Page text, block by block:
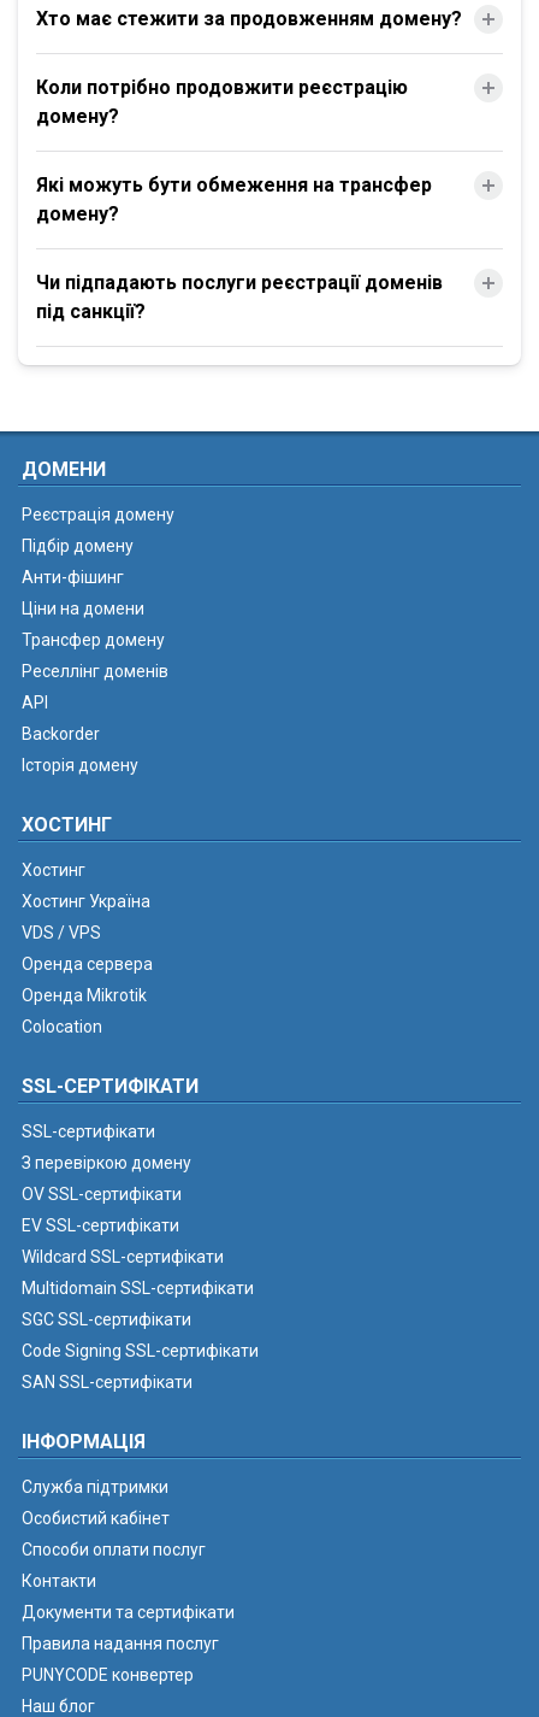
Хто має стежити за продовженням домену?
Коли потрібно продовжити реєстрацію
домену?
Які можуть бути обмеження на трансфер
домену?
Чи підпадають послуги реєстрації доменів
під санкції?
ДОМЕНИ
Реєстрація домену
Підбір домену
Анти-фішинг
Ціни на домени
Трансфер домену
Реселлінг доменів
API
Backorder
Історія домену
ХОСТИНГ
Хостинг
Хостинг Україна
VDS / VPS
Оренда сервера
Оренда Mikrotik
Colocation
SSL-СЕРТИФІКАТИ
SSL-сертифікати
З перевіркою домену
OV SSL-сертифікати
EV SSL-сертифікати
Wildcard SSL-сертифікати
Multidomain SSL-сертифікати
SGC SSL-сертифікати
Code Signing SSL-сертифікати
SAN SSL-сертифікати
ІНФОРМАЦІЯ
Служба підтримки
Особистий кабінет
Способи оплати послуг
Контакти
Документи та сертифікати
Правила надання послуг
PUNYCODE конвертер
Наш блог